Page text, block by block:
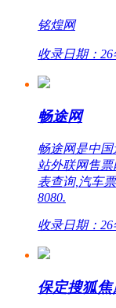
铭煌网
收录日期：26
畅途网
畅途网是中
站外联网售
表查询,汽车
8080.
收录日期：26
保定搜狐焦